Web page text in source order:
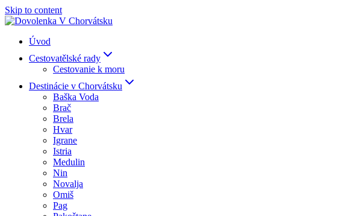
Skip to content
Úvod
Cestovatělské rady
Cestovanie k moru
Destinácie v Chorvátsku
Baška Voda
Brač
Brela
Hvar
Igrane
Istria
Medulin
Nin
Novalja
Omiš
Pag